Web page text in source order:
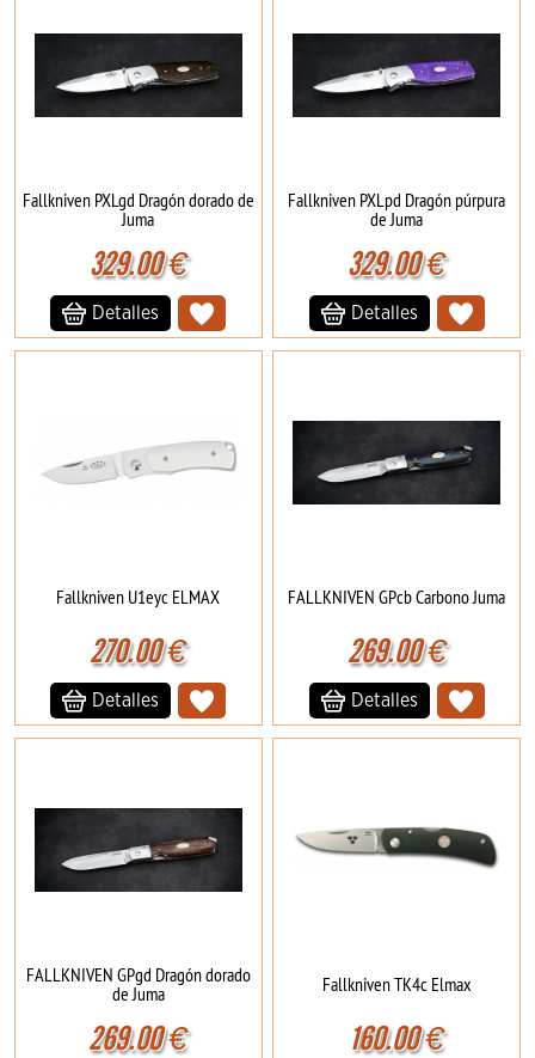
Fallkniven PXLgd Dragón dorado de
Juma
329.00€
Detalles
Fallkniven PXLpd Dragón púrpura
de Juma
329.00€
Detalles
Fallkniven U1eyc ELMAX
270.00€
Detalles
FALLKNIVEN GPcb Carbono Juma
269.00€
Detalles
FALLKNIVEN GPgd Dragón dorado
de Juma
269.00€
Fallkniven TK4c Elmax
160.00€